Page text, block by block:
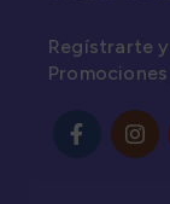
Regístrarte